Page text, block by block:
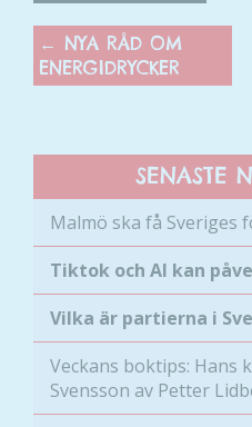
← NYA RÅD OM
ENERGIDRYCKER
SENASTE
Malmö ska få Sveriges
Tiktok och AI kan
Vilka är partierna i
Veckans boktips: Hans
Svensson av Petter